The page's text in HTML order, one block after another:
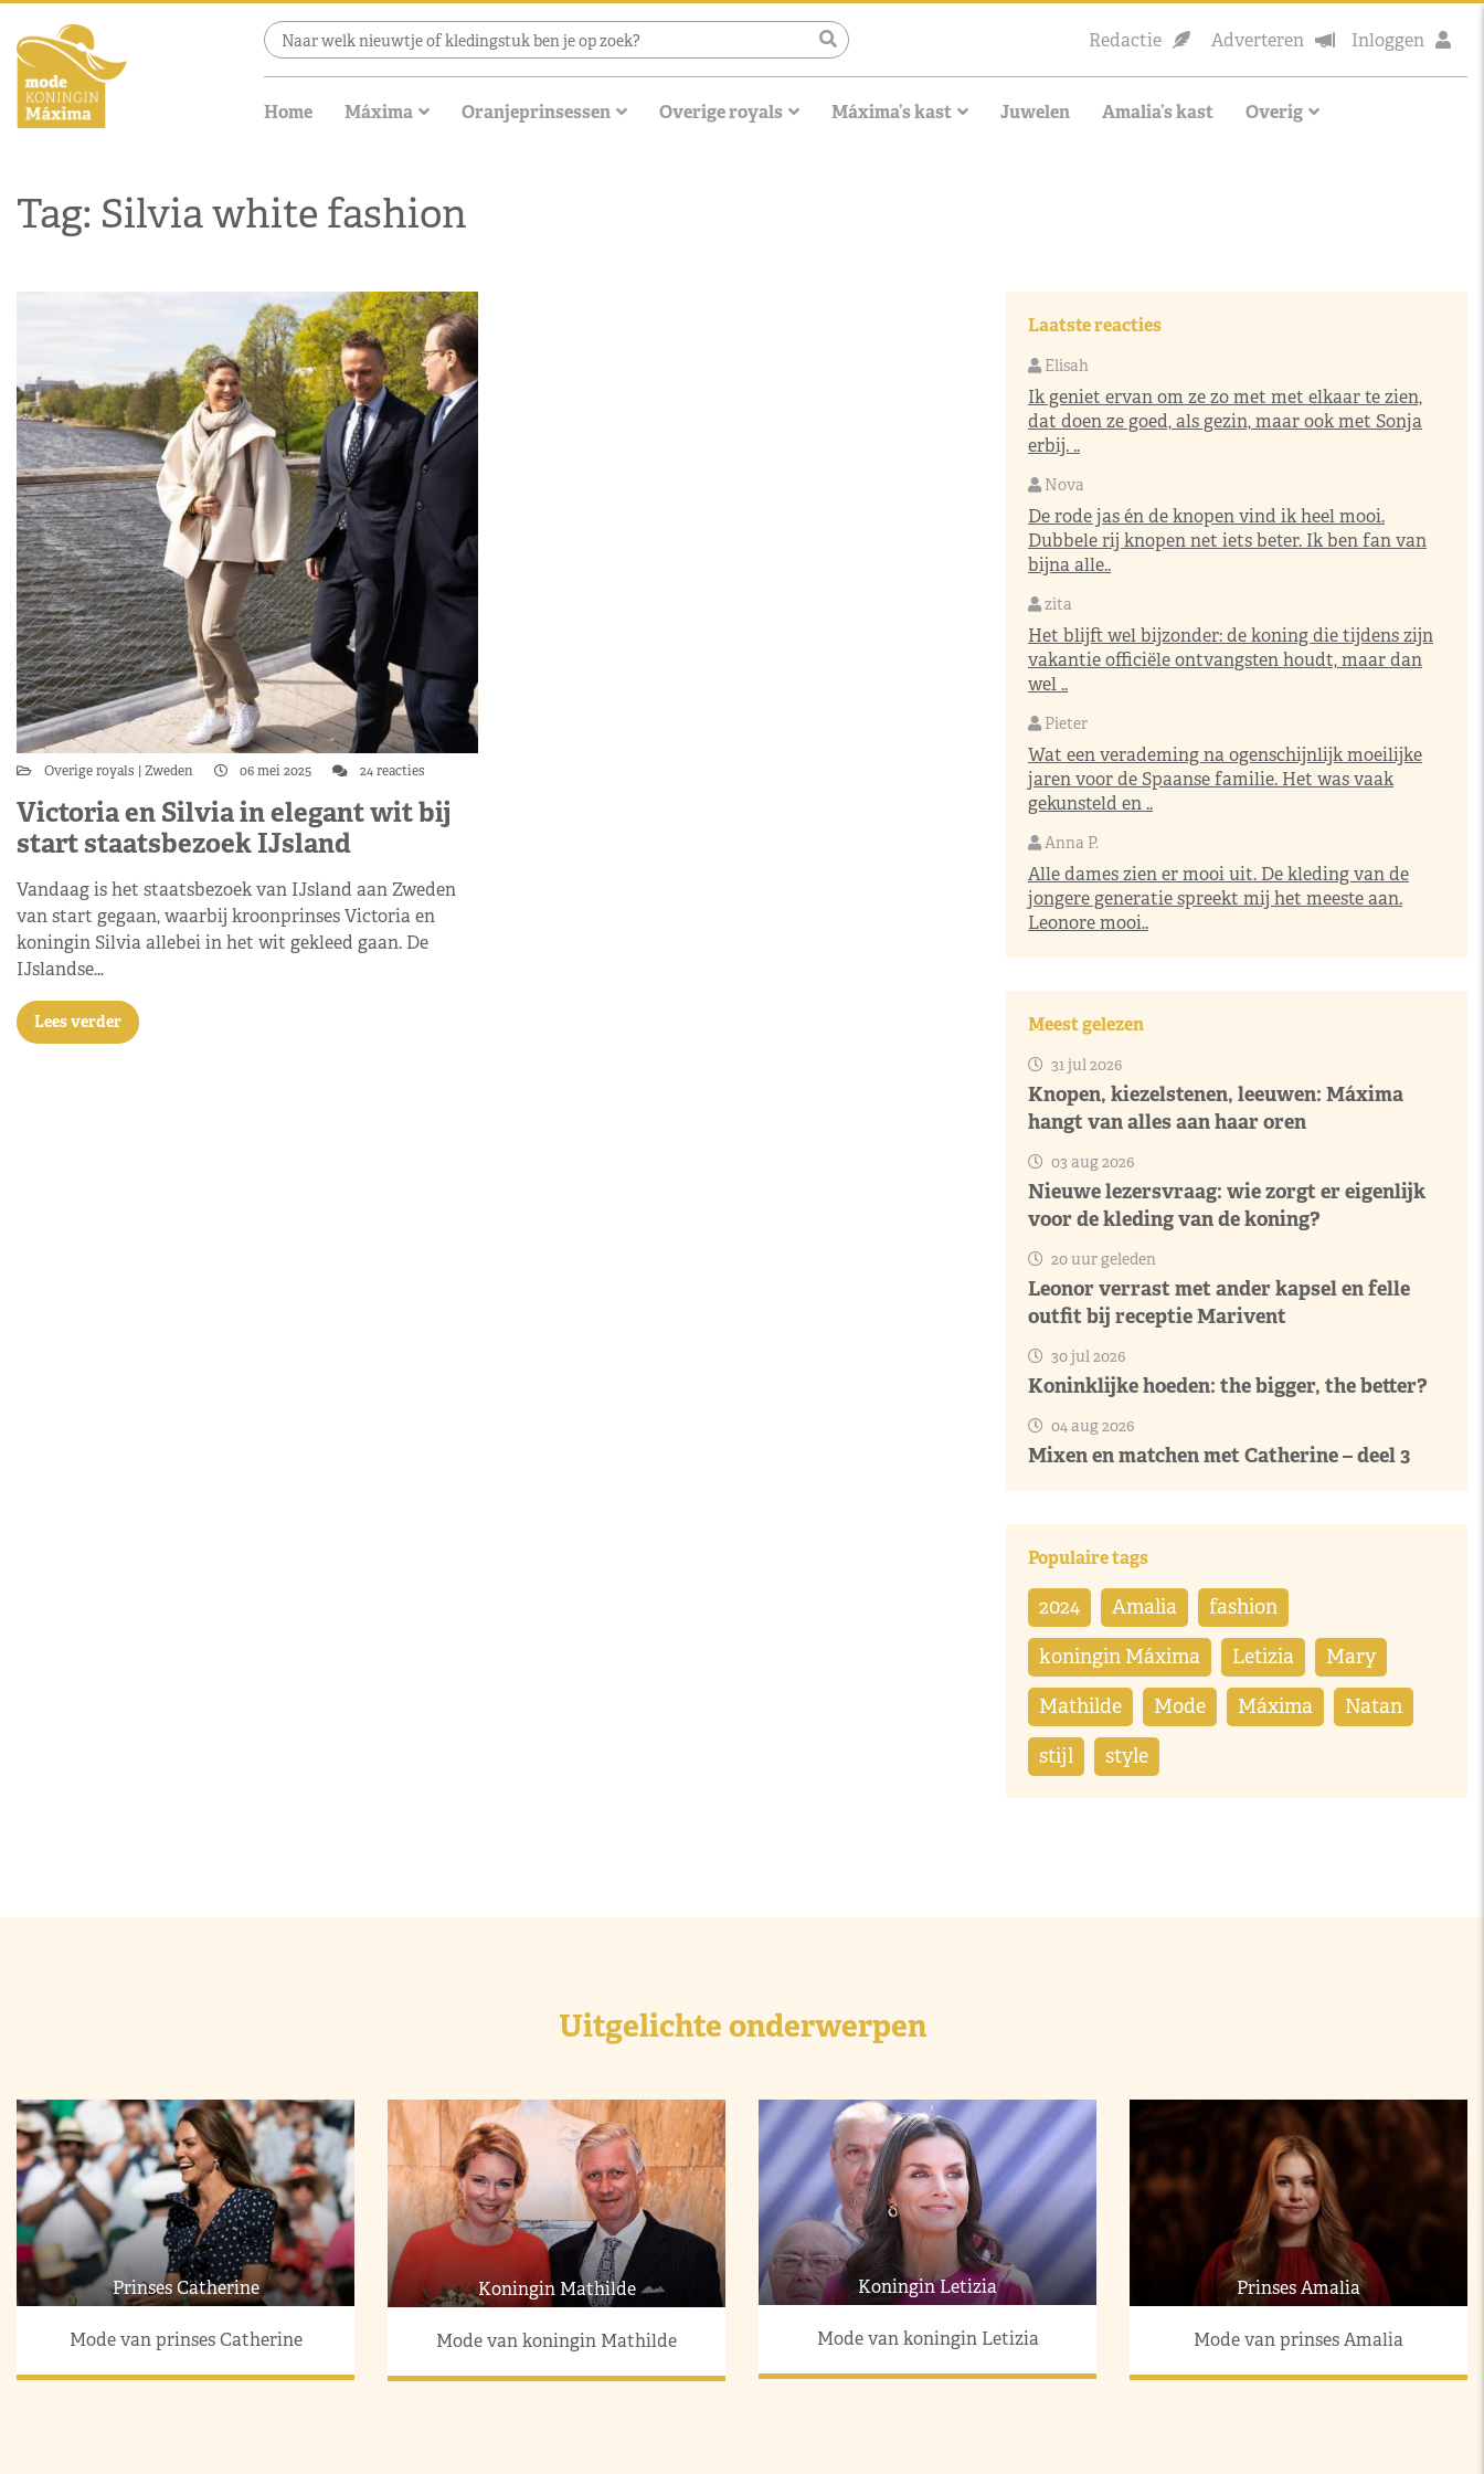
Redactie Adverteren Inloggen
Home Máxima Oranjeprinsessen Overige royals Máxima’s kast Juwelen Amalia’s kast Overig
Tag: Silvia white fashion
Overige royals Zweden 06 mei 2025 24 reacties
Victoria en Silvia in elegant wit bij
start staatsbezoek IJsland
Vandaag is het staatsbezoek van IJsland aan Zweden
van start gegaan, waarbij kroonprinses Victoria en
koningin Silvia allebei in het wit gekleed gaan. De
IJslandse…
Lees verder
Laatste reacties
Elisah
Ik geniet ervan om ze zo met met elkaar te zien,
dat doen ze goed, als gezin, maar ook met Sonja
erbij. ..
Nova
De rode jas én de knopen vind ik heel mooi.
Dubbele rij knopen net iets beter. Ik ben fan van
bijna alle..
zita
Het blijft wel bijzonder: de koning die tijdens zijn
vakantie officiële ontvangsten houdt, maar dan
wel ..
Pieter
Wat een verademing na ogenschijnlijk moeilijke
jaren voor de Spaanse familie. Het was vaak
gekunsteld en ..
Anna P.
Alle dames zien er mooi uit. De kleding van de
jongere generatie spreekt mij het meeste aan.
Leonore mooi..
Meest gelezen
31 jul 2026
Knopen, kiezelstenen, leeuwen: Máxima
hangt van alles aan haar oren
03 aug 2026
Nieuwe lezersvraag: wie zorgt er eigenlijk
voor de kleding van de koning?
20 uur geleden
Leonor verrast met ander kapsel en felle
outfit bij receptie Marivent
30 jul 2026
Koninklijke hoeden: the bigger, the better?
04 aug 2026
Mixen en matchen met Catherine – deel 3
Populaire tags
2024 Amalia fashion
koningin Máxima Letizia Mary
Mathilde Mode Máxima Natan
stijl style
Uitgelichte onderwerpen
Prinses Catherine
Mode van prinses Catherine
Koningin Mathilde
Mode van koningin Mathilde
Koningin Letizia
Mode van koningin Letizia
Prinses Amalia
Mode van prinses Amalia